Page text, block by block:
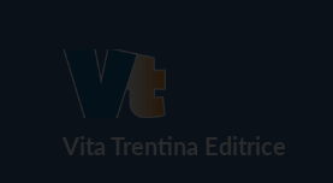
Vita Trentina Editrice